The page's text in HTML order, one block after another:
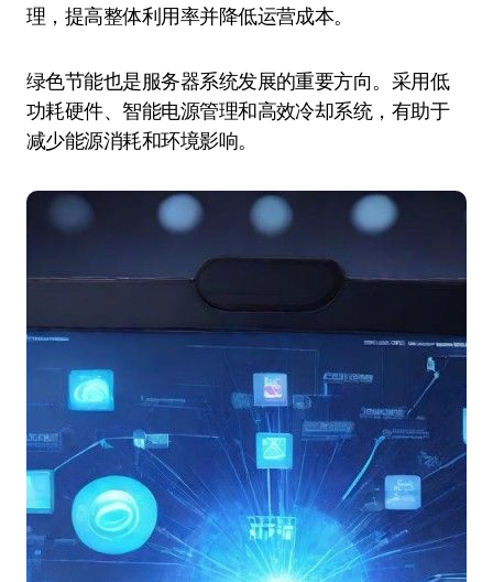
理，提高整体利用率并降低运营成本。
绿色节能也是服务器系统发展的重要方向。采用低
功耗硬件、智能电源管理和高效冷却系统，有助于
减少能源消耗和环境影响。